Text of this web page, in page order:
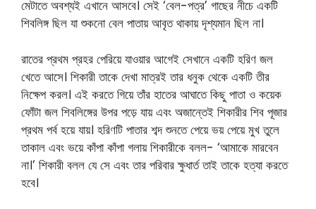
মেটাতে অবশ্যই এখানে আসবে। সেই ‘বেল-পত্র’ গাছের নীচে একটি
শিবলিঙ্গ ছিল যা শুকনো বেল পাতায় আবৃত থাকায় দৃশ্যমান ছিল না।
রাতের প্রথম প্রহর পেরিয়ে যাওয়ার আগেই সেখানে একটি হরিণ জল
খেতে আসে। শিকারী তাকে দেখা মাত্রই তার ধনুক থেকে একটি তীর
নিক্ষেপ করল। এই করতে গিয়ে তাঁর হাতের আঘাতে কিছু পাতা ও কয়েক
ফোঁটা জল শিবলিঙ্গের উপর পড়ে যায় এবং অজান্তেই শিকারীর শিব পূজার
প্রথম পর্ব হয়ে যায়। হরিণটি পাতার শব্দ শুনতে পেয়ে ভয় পেয়ে মুখ তুলে
তাকাল এবং ভয়ে কাঁপা কাঁপা গলায় শিকারীকে বলল- ‘আমাকে মারবেন
না।’ শিকারী বলল যে সে এবং তার পরিবার ক্ষুধার্ত তাই তাকে হত্যা করতে
হবে।